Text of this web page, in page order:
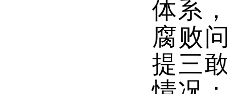
体系
腐败
提三